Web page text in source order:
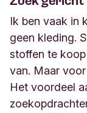
Ik ben vaak in
geen kleding.
stoffen te koop
van. Maar
Het voordeel
zoekopdracht